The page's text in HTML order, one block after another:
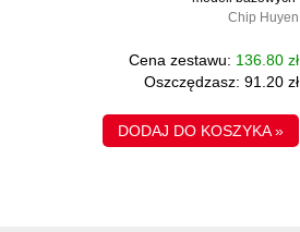
Chip Huyen
Cena zestawu: 136.80 zł
Oszczędzasz: 91.20 zł
DODAJ DO KOSZYKA »